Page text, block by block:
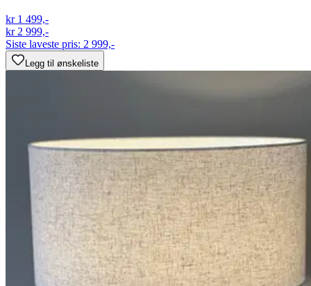
kr 1 499,-
kr 2 999,-
Siste laveste pris: 2 999,-
Legg til ønskeliste